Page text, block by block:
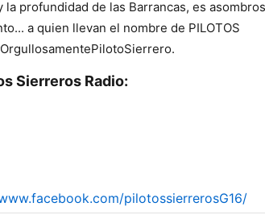
la profundidad de las Barrancas, es
a quien llevan el nombre de PILOTOS
Sierreros Radio:
pilotossierrerosG16/